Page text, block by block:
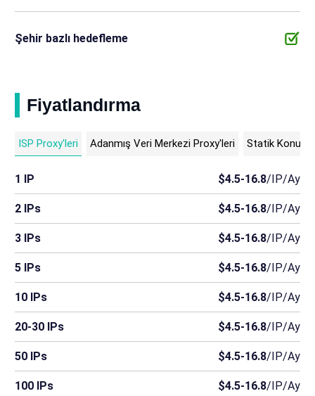
Şehir bazlı hedefleme
Fiyatlandırma
ISP Proxy'leri Adanmış Veri Merkezi Proxy'leri Statik Konut
1 IP $4.5-16.8/IP/Ay
2 IPs $4.5-16.8/IP/Ay
3 IPs $4.5-16.8/IP/Ay
5 IPs $4.5-16.8/IP/Ay
10 IPs $4.5-16.8/IP/Ay
20-30 IPs $4.5-16.8/IP/Ay
50 IPs $4.5-16.8/IP/Ay
100 IPs $4.5-16.8/IP/Ay